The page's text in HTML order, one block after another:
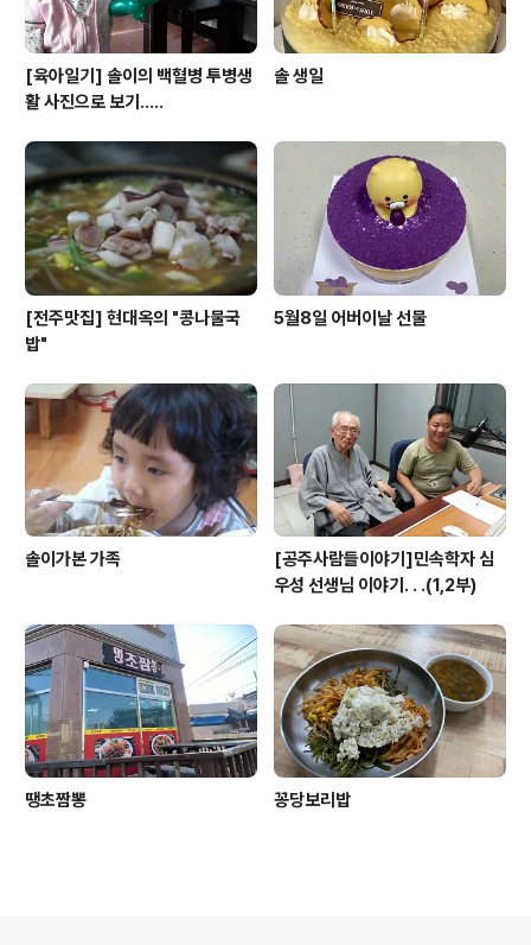
[육아일기] 솔이의 백혈병 투병생
활 사진으로 보기.....
솔 생일
[전주맛집] 현대옥의 "콩나물국
밥"
5월8일 어버이날 선물
솔이가본 가족
[공주사람들이야기]민속학자 심
우성 선생님 이야기. . .(1,2부)
땡초짬뽕 꽁당보리밥